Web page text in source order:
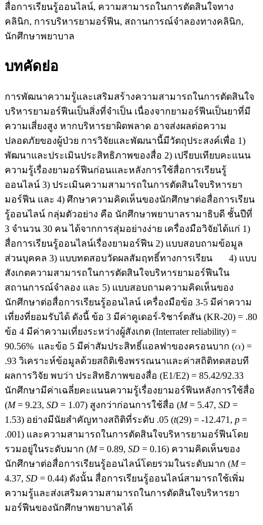
สื่อการเรียนรู้ออนไลน์, ความสามารถในการตัดสินใจทาง
คลินิก, การบริหารยามอร์ฟีน, สถานการณ์จำลองทางคลินิก,
นักศึกษาพยาบาล
บทคัดย่อ
การพัฒนาความรู้และเสริมสร้างความสามารถในการตัดสินใจ
บริหารยามอร์ฟีนเป็นสิ่งที่จำเป็น เนื่องจากยามอร์ฟีนเป็นยาที่มี
ความเสี่ยงสูง หากบริหารยาผิดพลาด อาจส่งผลต่อความ
ปลอดภัยของผู้ป่วย การวิจัยและพัฒนานี้มีวัตถุประสงค์เพื่อ 1)
พัฒนาและประเมินประสิทธิภาพของสื่อ 2) เปรียบเทียบคะแนน
ความรู้เรื่องยามอร์ฟีนก่อนและหลังการใช้สื่อการเรียนรู้
ออนไลน์ 3) ประเมินความสามารถในการตัดสินใจบริหารยา
มอร์ฟีน และ 4) ศึกษาความคิดเห็นของนักศึกษาต่อสื่อการเรียน
รู้ออนไลน์ กลุ่มตัวอย่าง คือ นักศึกษาพยาบาลรามาธิบดี ชั้นปีที่
3 จำนวน 30 คน ได้จากการสุ่มอย่างง่าย เครื่องมือวิจัยได้แก่ 1)
สื่อการเรียนรู้ออนไลน์เรื่องยามอร์ฟีน 2) แบบสอบถามข้อมูล
ส่วนบุคคล 3) แบบทดสอบวัดผลสัมฤทธิ์ทางการเรียน 4) แบบ
สังเกตความสามารถในการตัดสินใจบริหารยามอร์ฟีนใน
สถานการณ์จำลอง และ 5) แบบสอบถามความคิดเห็นของ
นักศึกษาต่อสื่อการเรียนรู้ออนไลน์ เครื่องมือข้อ 3-5 มีค่าความ
เที่ยงที่ยอมรับได้ ดังนี้ ข้อ 3 มีค่าคูเดอร์-ริชาร์ตสัน (KR-20) = .80
ข้อ 4 มีค่าความเที่ยงระหว่างผู้สังเกต (Interrater reliability) =
90.56% และข้อ 5 มีค่าสัมประสิทธิ์แอลฟาของครอนบาก (
) =
.93 วิเคราะห์ข้อมูลด้วยสถิติเชิงพรรณนาและค่าสถิติทดสอบที
ผลการวิจัย พบว่า ประสิทธิภาพของสื่อ (E1/E2) = 85.42/92.33
นักศึกษามีค่าเฉลี่ยคะแนนความรู้เรื่องยามอร์ฟีนหลังการใช้สื่อ
(M= 9.23, SD = 1.07) สูงกว่าก่อนการใช้สื่อ (M= 5.47, SD =
1.53) อย่างมีนัยสำคัญทางสถิติที่ระดับ .05 (t(29) = -12.471, p =
.001) และความสามารถในการตัดสินใจบริหารยามอร์ฟีนโดย
รวมอยู่ในระดับมาก (M= 0.89, SD = 0.16) ความคิดเห็นของ
นักศึกษาต่อสื่อการเรียนรู้ออนไลน์โดยรวมในระดับมาก (M=
4.37, SD = 0.44) ดังนั้น สื่อการเรียนรู้ออนไลน์สามารถใช้เพิ่ม
ความรู้และส่งเสริมความสามารถในการตัดสินใจบริหารยา
มอร์ฟีนของนักศึกษาพยาบาลได้